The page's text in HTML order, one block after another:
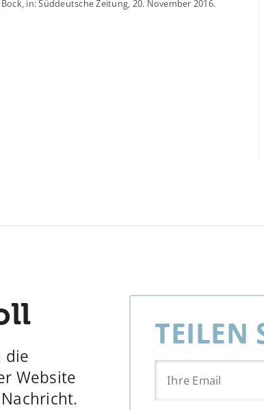
in: Süddeutsche Zeitung, 20. November 2016.
die
Website
TEILEN